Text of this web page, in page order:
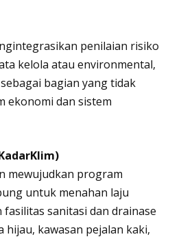
penilaian risiko
kelola atau environmental,
bagian yang tidak
ekonomi dan sistem
mewujudkan program
untuk menahan laju
sanitasi dan drainase
kawasan pejalan kaki,